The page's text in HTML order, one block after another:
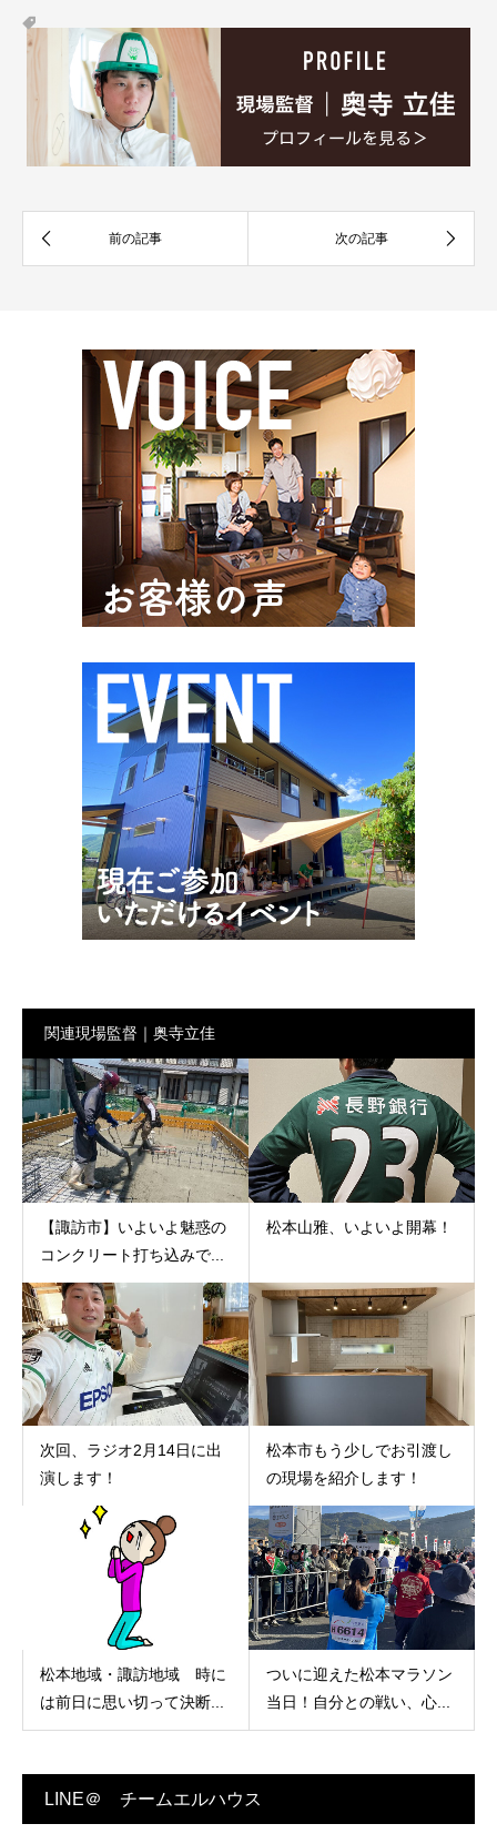
関連現場監督｜奥寺立佳
【諏訪市】いよいよ魅惑の
コンクリート打ち込みで...
松本山雅、いよいよ開幕！
次回、ラジオ2月14日に出
演します！
松本市もう少しでお引渡し
の現場を紹介します！
松本地域・諏訪地域 時に
は前日に思い切って決断...
ついに迎えた松本マラソン
当日！自分との戦い、心...
LINE＠ チームエルハウス